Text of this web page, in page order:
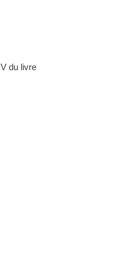
du livre